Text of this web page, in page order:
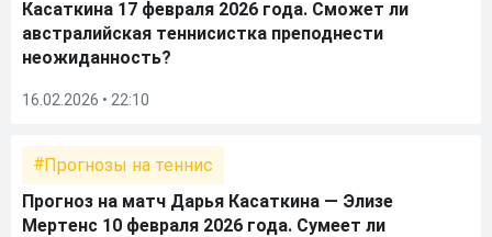
Касаткина 17 февраля 2026 года. Сможет ли
австралийская теннисистка преподнести
неожиданность?
16.02.2026 • 22:10
Прогнозы на теннис
Прогноз на матч Дарья Касаткина — Элизе
Мертенс 10 февраля 2026 года. Сумеет ли